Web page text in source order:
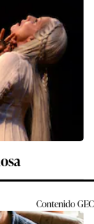
ContenidoGEC